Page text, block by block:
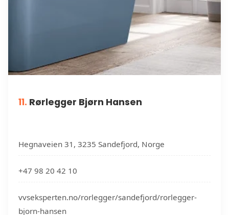
11. Rørlegger Bjørn Hansen
Hegnaveien 31, 3235 Sandefjord, Norge
+47 98 20 42 10
vvseksperten.no/rorlegger/sandefjord/rorlegger-
bjorn-hansen